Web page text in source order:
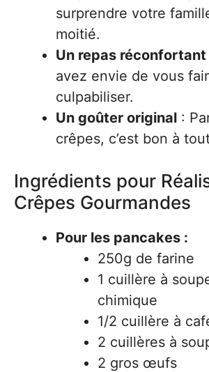
surprendre votre
moitié.
Un repas réconfortant
avez envie de vous
culpabiliser.
Un goûter original :
crêpes, c’est bon à
Ingrédients pour
Crêpes Gourmandes
Pour les pancakes :
250g de farine
1 cuillère à
chimique
1/2 cuillère à
2 cuillères à
2 gros œufs